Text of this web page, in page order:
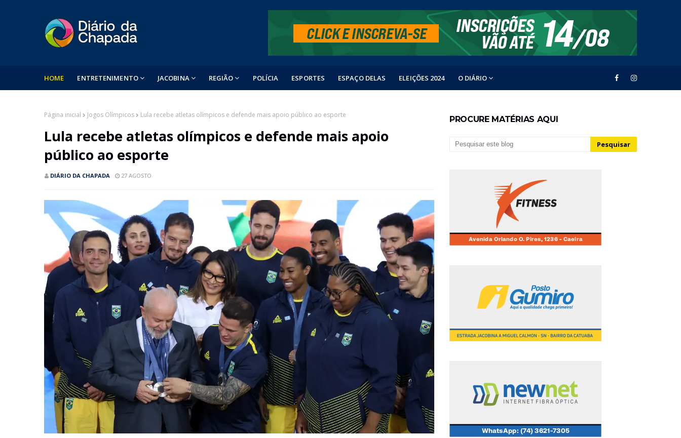
HOME ENTRETENIMENTO JACOBINA REGIÃO POLÍCIA ESPORTES ESPAÇO DELAS ELEIÇÕES 2024 O DIÁRIO
Página inicial Jogos Olímpicos Lula recebe atletas olímpicos e defende mais apoio público ao esporte
Lula recebe atletas olímpicos e defende mais apoio
público ao esporte
DIÁRIO DA CHAPADA 27 AGOSTO
PROCURE MATÉRIAS AQUI